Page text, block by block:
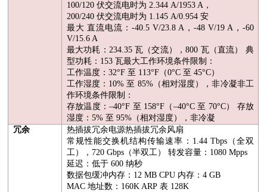
100/120 伏交流电时为 2.344 A/1953 A，
200/240 伏交流电时为 1.145 A/0.954 安
最大 直流电流：-40.5 V/23.8 A ，-48 V/19 A ， -60
V/15.6 A
最大功耗： 234.35 瓦（交流），800 瓦（直流） 典
型功耗： 153 瓦最大工作环境条件限制：
工作温度： 32°F 至 113°F（0°C 至 45°C）
工作湿度： 10% 至 85%（相对湿度），非冷凝非工
作环境条件限制：
存放温度：–40°F 至 158°F （–40°C 至 70°C） 存放
湿度： 5% 至 95%（相对湿度），非冷凝
冗余
热插拔冗余电源热插拔冗余风扇
常规性能交换机结构传输速率： 1.44 Tbps（全双
工）， 720 Gbps（半双工） 转发容量： 1080 Mpps
延迟：低于600 纳秒
数据包缓冲内存： 12 MB CPU 内存： 4 GB
MAC 地址数： 160K ARP 表128K